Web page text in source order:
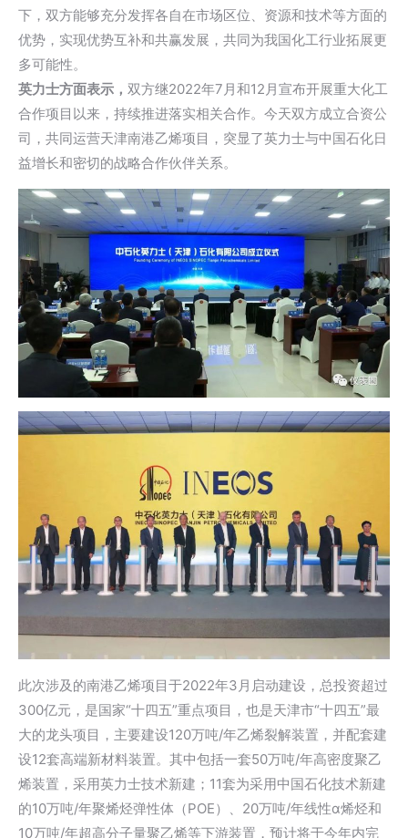
下，双方能够充分发挥各自在市场区位、资源和技术等方面的
优势，实现优势互补和共赢发展，共同为我国化工行业拓展更
多可能性。
英力士方面表示， 双方继2022年7月和12月宣布开展重大化工
合作项目以来，持续推进落实相关合作。今天双方成立合资公
司，共同运营天津南港乙烯项目，突显了英力士与中国石化日
益增长和密切的战略合作伙伴关系。
此次涉及的南港乙烯项目于2022年3月启动建设，总投资超过
300亿元，是国家“十四五”重点项目，也是天津市“十四五”最
大的龙头项目，主要建设120万吨/年乙烯裂解装置，并配套建
设12套高端新材料装置。其中包括一套50万吨/年高密度聚乙
烯装置，采用英力士技术新建；11套为采用中国石化技术新建
的10万吨/年聚烯烃弹性体（POE）、20万吨/年线性α烯烃和
10万吨/年超高分子量聚乙烯等下游装置，预计将于今年内完